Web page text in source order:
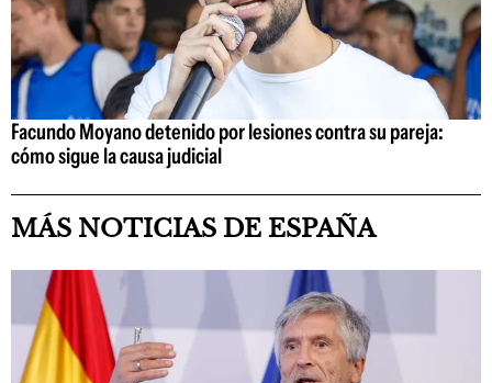
Facundo Moyano detenido por lesiones contra su pareja:
cómo sigue la causa judicial
MÁS NOTICIAS DE ESPAÑA